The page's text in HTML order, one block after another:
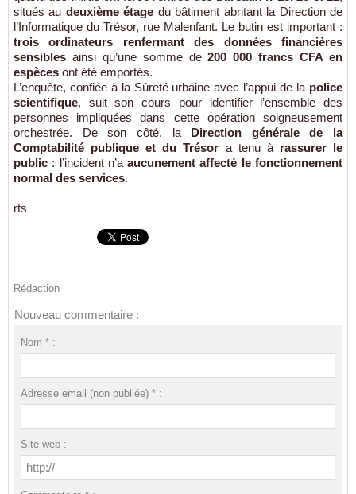
situés au deuxième étage du bâtiment abritant la Direction de
l’Informatique du Trésor, rue Malenfant. Le butin est important :
trois ordinateurs renfermant des données financières
sensibles ainsi qu’une somme de200 000 francs CFA en
espèces ont été emportés.
L’enquête, confiée à la Sûreté urbaine avec l’appui de la police
scientifique, suit son cours pour identifier l’ensemble des
personnes impliquées dans cette opération soigneusement
orchestrée. De son côté, la Direction générale de la
Comptabilité publique et du Trésor a tenu à rassurer le
public : l’incident n’aaucunement affecté le fonctionnement
normal des services.
rts
Rédaction
Nouveau commentaire :
Nom * :
Adresse email (non publiée) * :
Site web :